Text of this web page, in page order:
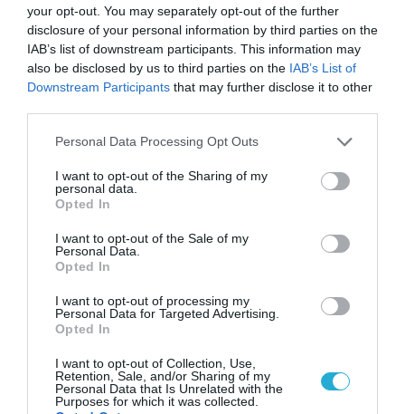
your opt-out. You may separately opt-out of the further
disclosure of your personal information by third parties on the
IAB’s list of downstream participants. This information may
also be disclosed by us to third parties on the IAB’s List of
Downstream Participants that may further disclose it to other
Please note that this website/app uses one or more Google
not limited to your visit or usage behaviour. You may click to
grant or deny consent to Google and its third-party tags to
use your data for below specified purposes in below Google
consent section.
Personal Data Processing Opt Outs
I want to opt-out of the Sharing of my
personal data.
Opted In
I want to opt-out of the Sale of my
Personal Data.
Opted In
I want to opt-out of processing my
Personal Data for Targeted Advertising.
Opted In
I want to opt-out of Collection, Use,
Retention, Sale, and/or Sharing of my
Personal Data that Is Unrelated with the
Purposes for which it was collected.
Το ελληνικό νησί που «υμνεί» η βρετανική
Express
31.07.2026
Η ανατροπή στις προτιμήσεις των ξένων
έδαφος